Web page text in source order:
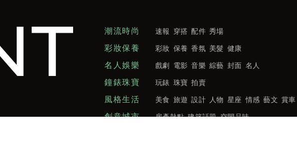
潮流時尚 速報 穿搭 配件 秀場
彩妝保養 彩妝 保養 香氛 美髮 健康
名人娛樂 戲劇 電影 音樂 綜藝 封面 名人
鐘錶珠寶 玩錶 珠寶 拍賣
風格生活 美食 旅遊 設計 人物 星座 情感 藝文 賞車
創意城市 房產熱點 建築話題 空間品味